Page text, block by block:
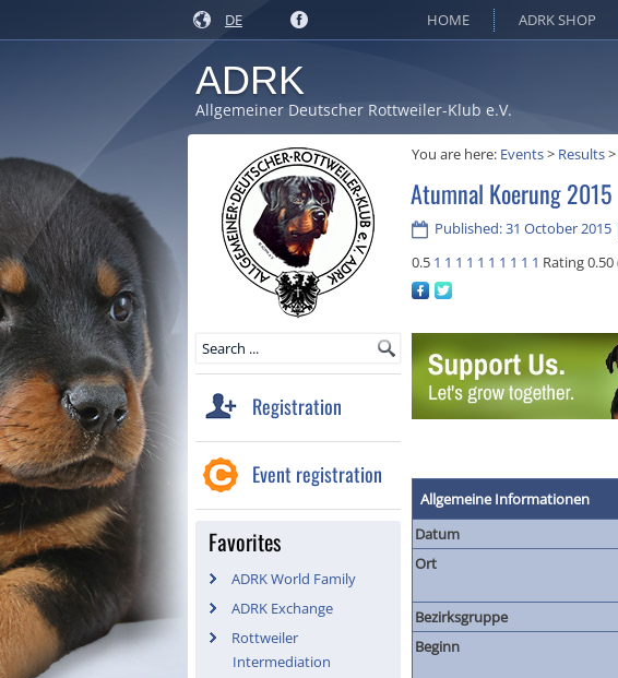
DE HOME ADRK SHOP
ADRK
Allgemeiner Deutscher Rottweiler-Klub e.V.
Registration
Event registration
Favorites
ADRK World Family
ADRK Exchange
Rottweiler
Intermediation
You are here: Events> Results>
Atumnal Koerung 2015
Published: 31 October 2015
0.5 1 1 1 1 1 1 1 1 1 1 Rating
Allgemeine Informationen
Datum
Ort
Bezirksgruppe
Beginn